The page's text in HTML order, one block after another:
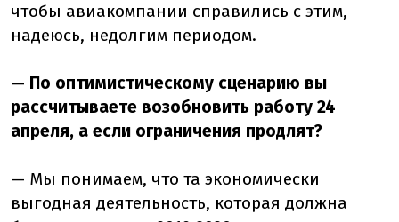
чтобы авиакомпании справились с этим,
надеюсь, недолгим периодом.
— По оптимистическому сценарию вы
рассчитываете возобновить работу 24
апреля, а если ограничения продлят?
— Мы понимаем, что та экономически
выгодная деятельность, которая должна